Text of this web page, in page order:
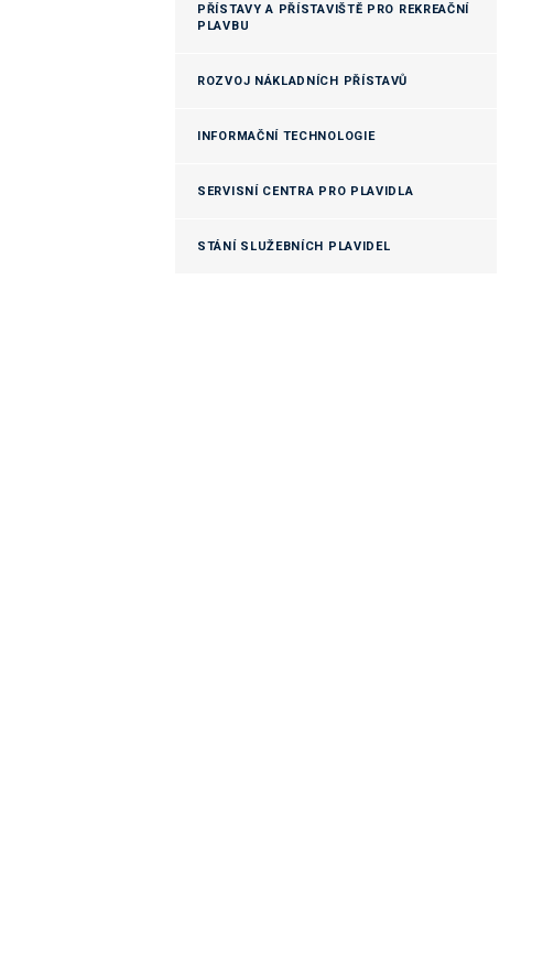
PŘÍSTAVY A PŘÍSTAVIŠTĚ PRO REKREAČNÍ
PLAVBU
ROZVOJ NÁKLADNÍCH PŘÍSTAVŮ
INFORMAČNÍ TECHNOLOGIE
SERVISNÍ CENTRA PRO PLAVIDLA
STÁNÍ SLUŽEBNÍCH PLAVIDEL